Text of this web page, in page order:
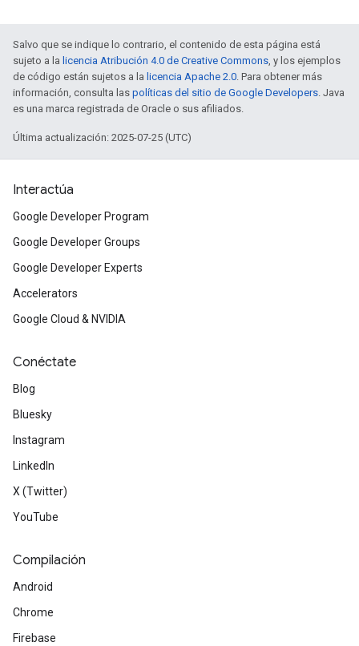
Salvo que se indique lo contrario, el contenido de esta página está
sujeto a la licencia Atribución 4.0 de Creative Commons, y los ejemplos
de código están sujetos a la licencia Apache 2.0. Para obtener más
información, consulta las políticas del sitio de Google Developers. Java
es una marca registrada de Oracle o sus afiliados.
Última actualización: 2025-07-25 (UTC)
Interactúa
Google Developer Program
Google Developer Groups
Google Developer Experts
Accelerators
Google Cloud & NVIDIA
Conéctate
Blog
Bluesky
Instagram
LinkedIn
X (Twitter)
YouTube
Compilación
Android
Chrome
Firebase